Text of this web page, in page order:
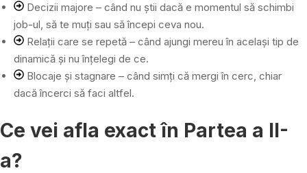
Decizii majore – când nu știi dacă e momentul să schimbi
job-ul, să te muți sau să începi ceva nou.
Relații care se repetă – când ajungi mereu în același tip de
dinamică și nu înțelegi de ce.
Blocaje și stagnare – când simți că mergi în cerc, chiar
dacă încerci să faci altfel.
Ce vei afla exact în Partea a II-
a?